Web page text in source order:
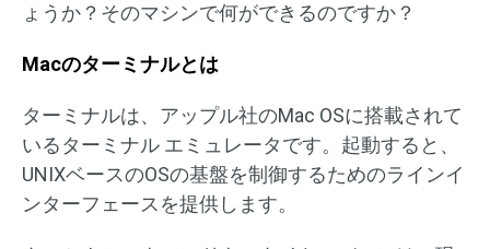
ょうか？そのマシンで何ができるのですか？
Macのターミナルとは
ターミナルは、アップル社のMac OSに搭載されて
いるターミナル エミュレータです。起動すると、
UNIXベースのOSの基盤を制御するためのラインイ
ンターフェースを提供します。